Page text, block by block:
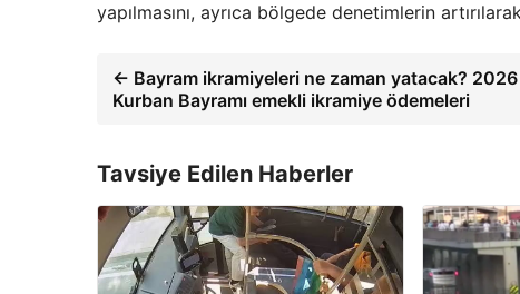
yapılmasını, ayrıca bölgede denetimlerin
← Bayram ikramiyeleri ne zaman yatacak? 2026
Kurban Bayramı emekli ikramiye ödemeleri
Tavsiye Edilen Haberler